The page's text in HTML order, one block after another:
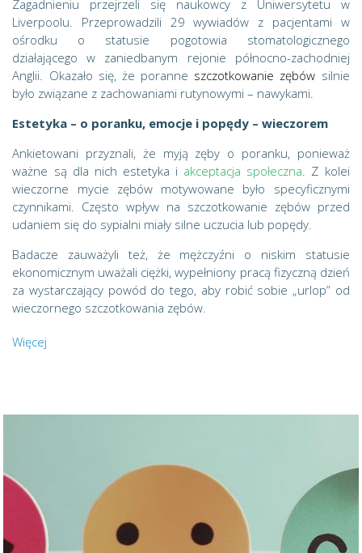
Zagadnieniu przejrzeli się naukowcy z Uniwersytetu w
Liverpoolu. Przeprowadzili 29 wywiadów z pacjentami w
ośrodku o statusie pogotowia stomatologicznego
działającego w zaniedbanym rejonie północno-zachodniej
Anglii. Okazało się, że poranne szczotkowanie zębów silnie
było związane z zachowaniami rutynowymi – nawykami.
Estetyka – o poranku, emocje i popędy – wieczorem
Ankietowani przyznali, że myją zęby o poranku, ponieważ
ważne są dla nich estetyka i akceptacja społeczna . Z kolei
wieczorne mycie zębów motywowane było specyficznymi
czynnikami. Często wpływ na szczotkowanie zębów przed
udaniem się do sypialni miały silne uczucia lub popędy.
Badacze zauważyli też, że mężczyźni o niskim statusie
ekonomicznym uważali ciężki, wypełniony pracą fizyczną dzień
za wystarczający powód do tego, aby robić sobie „urlop” od
wieczornego szczotkowania zębów.
Więcej